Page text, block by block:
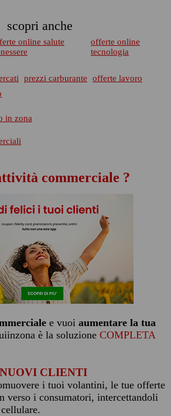
scopri anche
online salute
offerte online
tecnologia
prezzi carburante
offerte lavoro
in zona
commerciale ?
e vuoi aumentare la tua
è la soluzione COMPLETA
CLIENTI
i tuoi volantini, le tue offerte
verso i consumatori, intercettandoli